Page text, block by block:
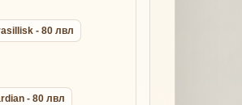
- 80 лвл
- 80 лвл